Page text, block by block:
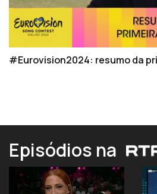
#Eurovision2024: resumo da
Episódios na